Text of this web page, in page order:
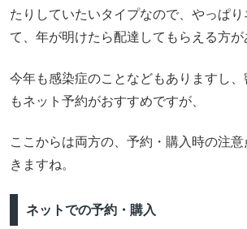
たりしていたいタイプなので、やっぱ
て、年が明けたら配達してもらえる方が
今年も感染症のことなどもありますし
もネット予約がおすすめですが、
ここからは両方の、予約・購入時の注
きますね。
ネットでの予約・購入